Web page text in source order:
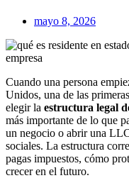
mayo 8, 2026
Cuando una persona
Unidos, una de las
elegir la estructura legal
más importante de lo que
un negocio o abrir una
sociales. La estructura
pagas impuestos, cómo
crecer en el futuro.